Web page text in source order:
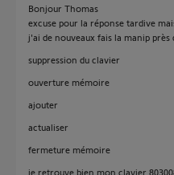
Bonjour Thomas
excuse pour la réponse tardive
j'ai de nouveaux fais la manip près
suppression du clavier
ouverture mémoire
ajouter
actualiser
fermeture mémoire
je retrouve bien mon clavier